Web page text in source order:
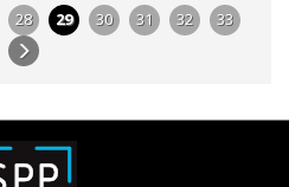
28 29 30 31 32 33